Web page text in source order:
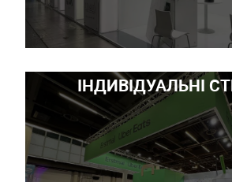
ІНДИВІДУАЛЬНІ